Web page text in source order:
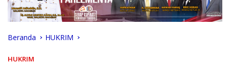
Beranda HUKRIM
HUKRIM